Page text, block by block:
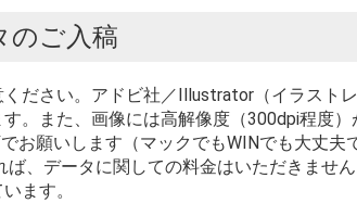
のご入稿
ださい。アドビ社／Illustrator（イラストレ
。また、画像には高解像度（300dpi程度）
お願いします（マックでもWINでも大丈夫
、データに関しての料金はいただきませ
ます。